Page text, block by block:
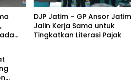
DJP Jatim – GP Ansor Jatim
Jalin Kerja Sama untuk
Tingkatkan Literasi Pajak